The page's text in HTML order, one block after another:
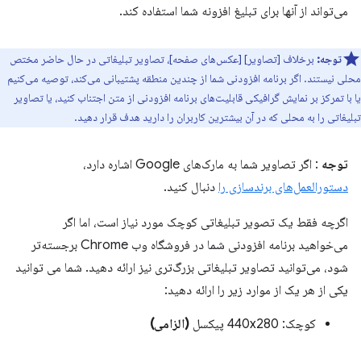
می‌تواند از آنها برای تبلیغ افزونه شما استفاده کند.
توجه: برخلاف [تصاویر] [عکس‌های صفحه]، تصاویر تبلیغاتی در حال حاضر مختص
محلی نیستند. اگر برنامه افزودنی شما از چندین منطقه پشتیبانی می‌کند، توصیه می‌کنیم
یا با تمرکز بر نمایش گرافیکی قابلیت‌های برنامه افزودنی از متن اجتناب کنید، یا تصاویر
تبلیغاتی را به محلی که در آن بیشترین کاربران را دارید هدف قرار دهید.
توجه : اگر تصاویر شما به مارک‌های Google اشاره دارد،
دستورالعمل‌های برندسازی را دنبال کنید.
اگرچه فقط یک تصویر تبلیغاتی کوچک مورد نیاز است، اما اگر
می‌خواهید برنامه افزودنی شما در فروشگاه وب Chrome برجسته‌تر
شود، می‌توانید تصاویر تبلیغاتی بزرگ‌تری نیز ارائه دهید. شما می توانید
یکی از هر یک از موارد زیر را ارائه دهید:
کوچک: 440x280 پیکسل
(الزامی)